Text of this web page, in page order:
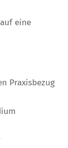
eine
Praxisbezug